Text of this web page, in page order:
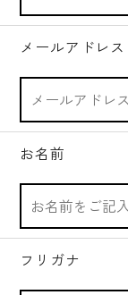
メールアドレス
お名前
フリガナ